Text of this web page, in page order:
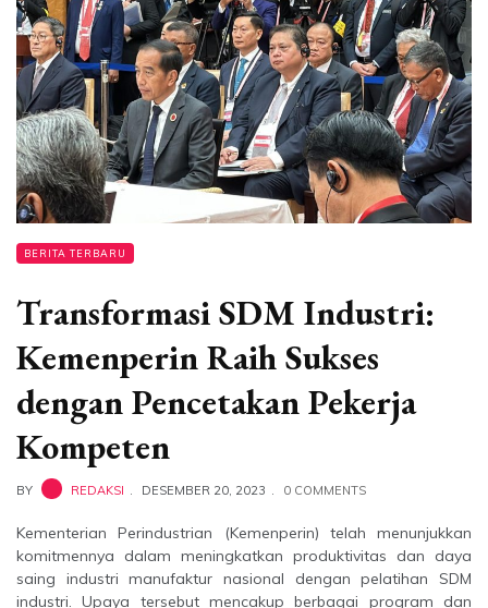
BERITA TERBARU
Transformasi SDM Industri:
Kemenperin Raih Sukses
dengan Pencetakan Pekerja
Kompeten
BY REDAKSI DESEMBER 20, 2023 0 COMMENTS
Kementerian Perindustrian (Kemenperin) telah menunjukkan
komitmennya dalam meningkatkan produktivitas dan daya
saing industri manufaktur nasional dengan pelatihan SDM
industri. Upaya tersebut mencakup berbagai program dan